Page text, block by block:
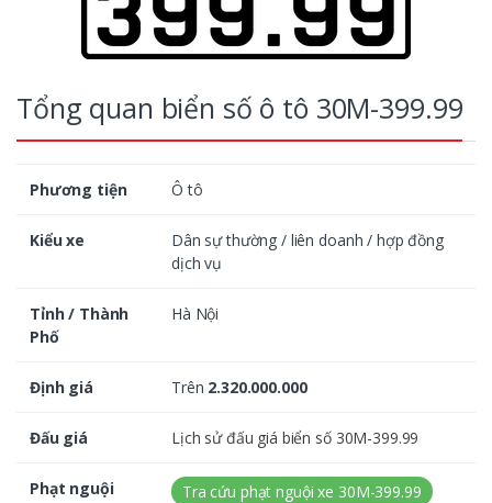
Tổng quan biển số ô tô 30M-399.99
Phương tiện Ô tô
Kiểu xe
Dân sự thường / liên doanh / hợp đồng
dịch vụ
Tỉnh / Thành
Phố
Hà Nội
Định giá Trên 2.320.000.000
Đấu giá Lịch sử đấu giá biển số 30M-399.99
Phạt nguội Tra cứu phạt nguội xe 30M-399.99